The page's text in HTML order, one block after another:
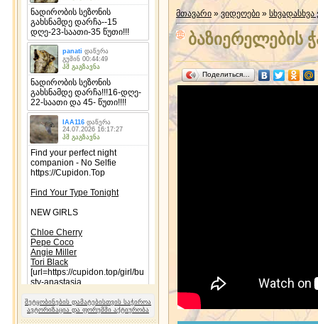
შეტყობინების დამატებისთვის საჭიროა
ავტორიზაცია და ფორუმში აქტიურობა
მთავარი »ვიდეოები »
ბაზიერელების
Поделиться…